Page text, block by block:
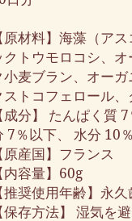
原材料】海藻（ア
クトウモロコシ、
小麦ブラン、オー
ストコフェロール
成分】 たんぱく質
7％以下、 水分 10
原産国】フランス
内容量】60g
推奨使用年齢】永
保存方法】 湿気を